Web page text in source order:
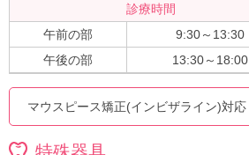
診療時間
午前の部
9:30～13:30
午後の部
13:30～18:00
マウスピース矯正(インビザライン)対応
特殊器具